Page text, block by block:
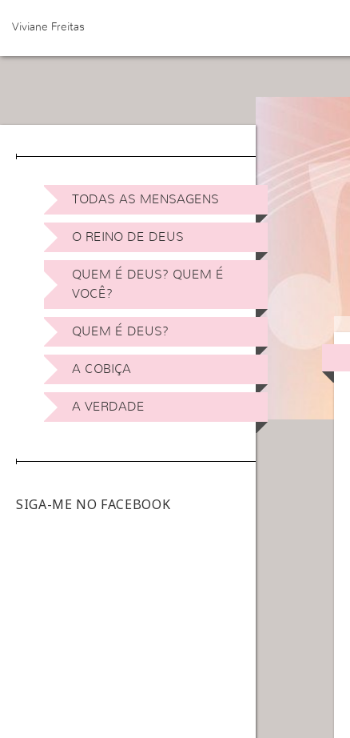
Viviane Freitas
TODAS AS MENSAGENS
O REINO DE DEUS
QUEM É DEUS? QUEM É
VOCÊ?
QUEM É DEUS?
A COBIÇA
A VERDADE
SIGA-ME NO FACEBOOK